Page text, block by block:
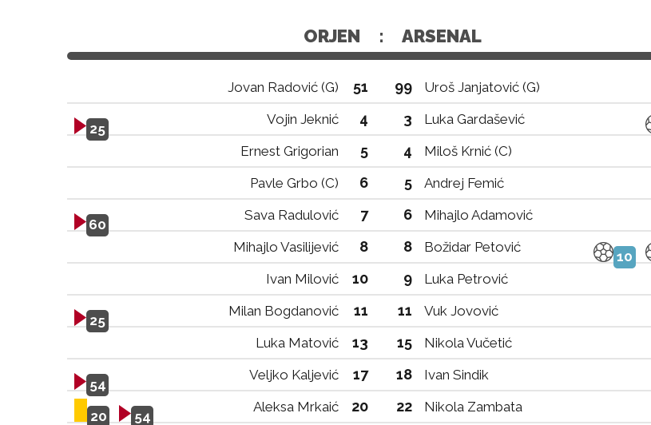
ORJEN : ARSENAL
Jovan Radović (G) 51 99 Uroš Janjatović (G)
25
Vojin Jeknić 4 3 Luka Gardašević
Ernest Grigorian
5 4 Miloš Krnić (C)
Pavle Grbo (C)
6 5 Andrej Femić
60
Sava Radulović 7 6
Mihajlo Adamović
Mihajlo Vasilijević
8 8 Božidar Petović
10
Ivan Milović
10 9 Luka Petrović
25
Milan Bogdanović 11 11
Vuk Jovović
Luka Matović
13 15 Nikola Vučetić
54
Veljko Kaljević 17 18 Ivan Sindik
20
54
Aleksa Mrkaić 20 22 Nikola Zambata